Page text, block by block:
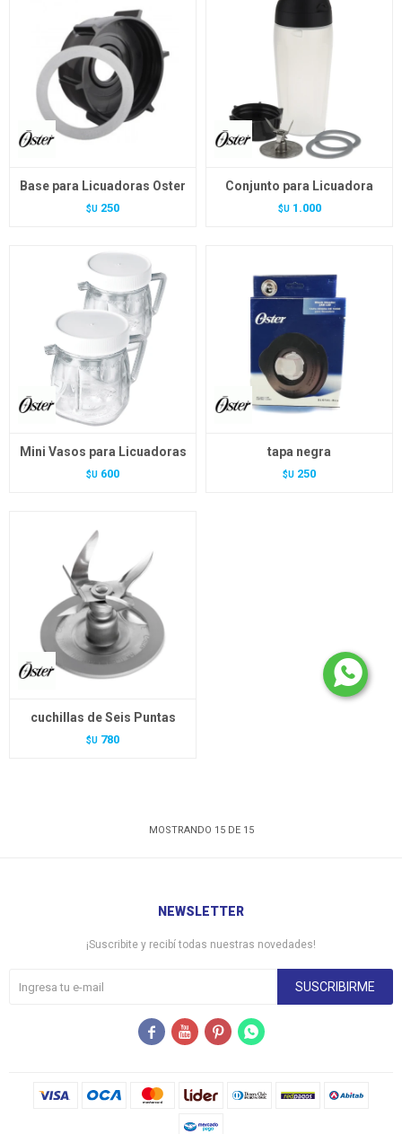
Base para Licuadoras Oster
$U 250
Conjunto para Licuadora
$U 1.000
Mini Vasos para Licuadoras
$U 600
tapa negra
$U 250
cuchillas de Seis Puntas
$U 780
MOSTRANDO 15DE 15
NEWSLETTER
¡Suscribite y recibí todas nuestras novedades!
SUSCRIBIRME
   